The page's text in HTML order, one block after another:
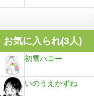
お気に入られ(3人)
初雪ハロー
いのうえかずね